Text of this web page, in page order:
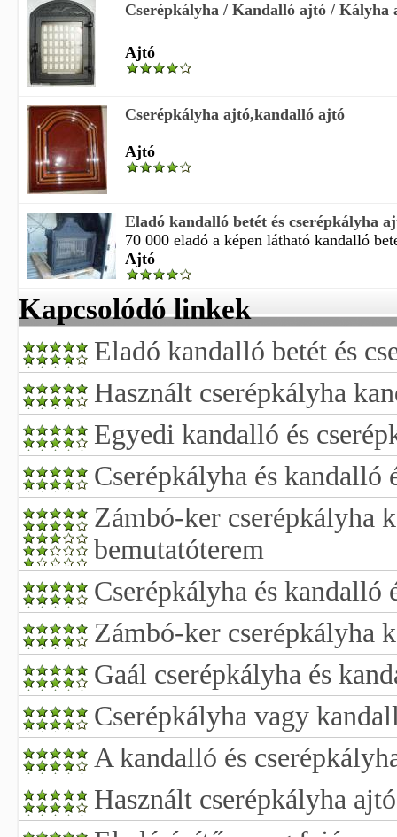
Cserépkályha / Kandalló ajtó / Kályha
Ajtó
Cserépkályha ajtó,kandalló ajtó
Ajtó
Eladó kandalló betét és cserépkályha
70 000 eladó a képen látható kandalló
Ajtó
Kapcsolódó linkek
Eladó kandalló betét és
Használt cserépkályha
Egyedi kandalló és
Cserépkályha és kandalló
Zámbó-ker cserépkályha
bemutatóterem
Cserépkályha és kandalló
Zámbó-ker cserépkályha
Gaál cserépkályha és
Cserépkályha vagy
A kandalló és
Használt cserépkályha